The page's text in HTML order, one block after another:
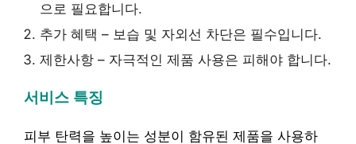
으로 필요합니다.
추가 혜택 – 보습 및 자외선 차단은 필수입니다.
제한사항 – 자극적인 제품 사용은 피해야 합니다.
서비스 특징
피부 탄력을 높이는 성분이 함유된 제품을 사용하